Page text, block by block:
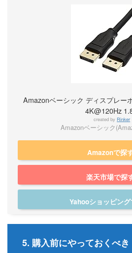
Amazonベーシック ディスプレー
4K@120Hz
created by Rinker
Amazonベーシック
Amazonで探
楽天市場で探
Yahooショッピン
5. 購入前にやっておくべ